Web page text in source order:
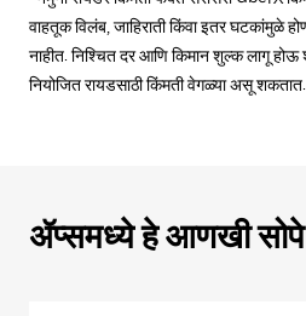
वाहतूक विलंब, जाहिराती किंवा इतर घटकांमुळे
नाहीत. निश्चित दर आणि किमान शुल्क लागू
नियोजित रायडसाठी किंमती वेगळ्या असू शकतात.
ॲप्समध्ये हे आणखी